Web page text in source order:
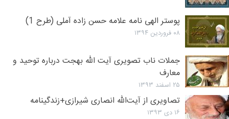
پوستر الهی نامه علامه حسن زاده آملی (طرح 1)
۰۸ فروردین ۱۳۹۴
جملات ناب تصویری آیت الله بهجت درباره توحید و
معارف
۲۵ اسفند ۱۳۹۳
تصاویری از آیت‌الله انصاری شیرازی+زندگینامه
۱۶ دی ۱۳۹۳